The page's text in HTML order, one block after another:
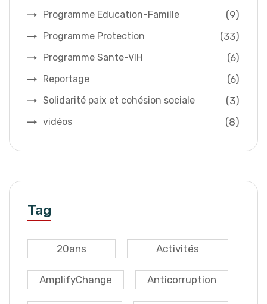
Programme Education-Famille (9)
Programme Protection (33)
Programme Sante-VIH (6)
Reportage (6)
Solidarité paix et cohésion sociale (3)
vidéos (8)
Tag
20ans Activités
AmplifyChange Anticorruption